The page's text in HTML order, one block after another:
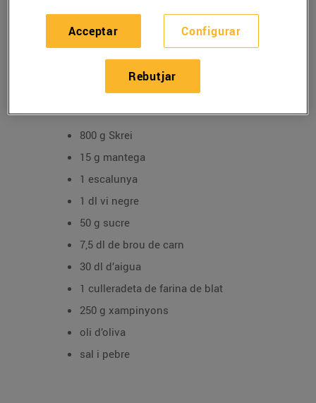
Bacallà amb salsa de vi
negre
21/de febrer/2022
800 g Skrei
15 g mantega
1 escalunya
1 dl vi negre
50 g sucre
7,5 dl de brou de carn
30 dl d’aigua
1 culleradeta de farina de blat
250 g xampinyons
oli d’oliva
sal i pebre
Configurar
Rebutjar
Acceptar